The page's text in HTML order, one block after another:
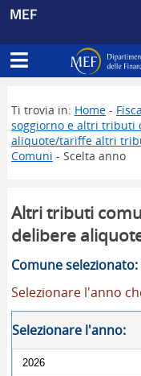
MEF
Apri menu
Dipartimento
Ti trovia in: Home-
soggiorno e altri tributi
aliquote/tariffe altri
Comuni - Scelta anno
Altri tributi
delibere
Comune selezionato:
Selezionare l'anno
Selezionare l'anno: